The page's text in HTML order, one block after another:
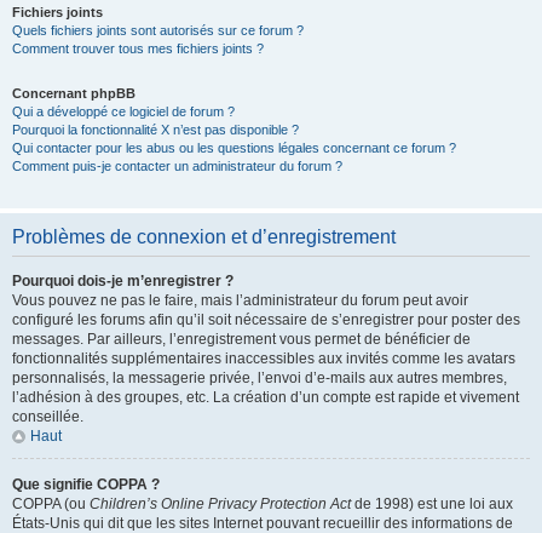
Fichiers joints
Quels fichiers joints sont autorisés sur ce forum ?
Comment trouver tous mes fichiers joints ?
Concernant phpBB
Qui a développé ce logiciel de forum ?
Pourquoi la fonctionnalité X n’est pas disponible ?
Qui contacter pour les abus ou les questions légales concernant ce forum ?
Comment puis-je contacter un administrateur du forum ?
Problèmes de connexion et d’enregistrement
Pourquoi dois-je m’enregistrer ?
Vous pouvez ne pas le faire, mais l’administrateur du forum peut avoir
configuré les forums afin qu’il soit nécessaire de s’enregistrer pour poster des
messages. Par ailleurs, l’enregistrement vous permet de bénéficier de
fonctionnalités supplémentaires inaccessibles aux invités comme les avatars
personnalisés, la messagerie privée, l’envoi d’e-mails aux autres membres,
l’adhésion à des groupes, etc. La création d’un compte est rapide et vivement
conseillée.
Haut
Que signifie COPPA ?
COPPA (ou Children’s Online Privacy Protection Actde 1998) est une loi aux
États-Unis qui dit que les sites Internet pouvant recueillir des informations de